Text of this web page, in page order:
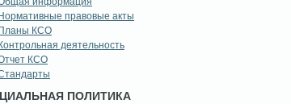
Нормативные правовые акты
Планы КСО
Контрольная деятельность
КСО
ПОЛИТИКА